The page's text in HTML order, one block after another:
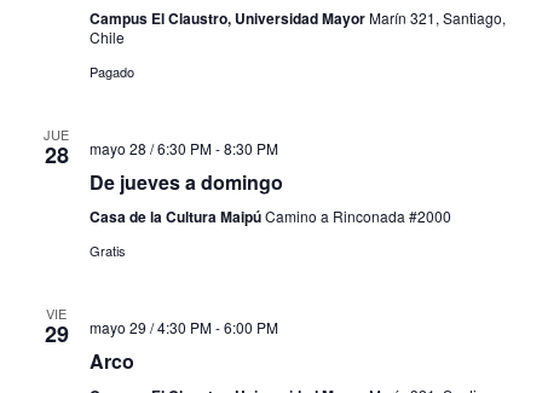
Campus El Claustro, Universidad MayorMarín 321, Santiago,
Chile
Pagado
JUE
28 mayo 28 / 6:30 PM-8:30 PM
De jueves a domingo
Casa de la Cultura MaipúCamino a Rinconada #2000
Gratis
VIE
29 mayo 29 / 4:30 PM-6:00 PM
Arco